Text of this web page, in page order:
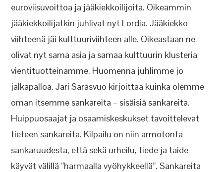
euroviisuvoittoa ja jääkiekkoilijoita. Oikeammin
jääkiekkoilijatkin juhlivat nyt Lordia. Jääkiekko
viihteenä jäi kulttuuriviihteen alle. Oikeastaan ne
olivat nyt sama asia ja samaa kulttuurin klusteria
vientituotteinamme. Huomenna juhlimme jo
jalkapalloa. Jari Sarasvuo kirjoittaa kuinka olemme
oman itsemme sankareita – sisäisiä sankareita.
Huippuosaajat ja osaamiskeskukset tavoittelevat
tieteen sankareita. Kilpailu on niin armotonta
sankaruudesta, että sekä urheilu, tiede ja taide
käyvät välillä ”harmaalla vyöhykkeellä”. Sankareita